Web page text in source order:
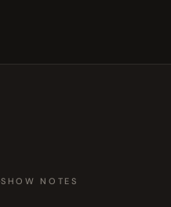
SHOW NOTES